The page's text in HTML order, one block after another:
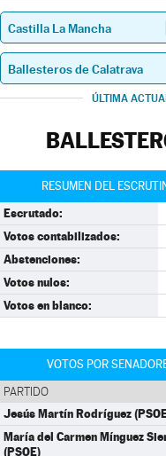
ÚLTIMA
RESUMEN DEL
Escrutado:
Votos contabilizados:
Abstenciones:
Votos nulos:
Votos en blanco:
VOTOS POR
PARTIDO
Jesús Martín Rodríguez
María del Carmen Mínguez
(PSOE)